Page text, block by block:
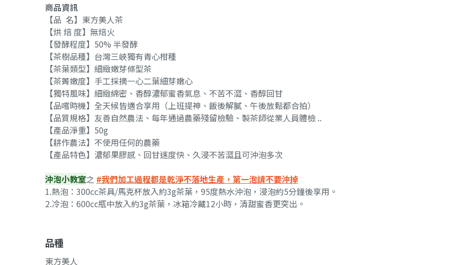
商品資訊
【品 名】東方美人茶
【烘 焙 度】無焙火
【發酵程度】50% 半發酵
【茶樹品種】台灣三峽獨有青心柑種
【茶葉類型】細緻嫩芽條型茶
【茶菁嫩度】手工採摘一心二葉細芽嫩心
【獨特風味】細緻綿密、香醇濃郁蜜香氣息、不苦不澀、香醇回甘
【品嚐時機】全天候皆適合享用（上班提神、飯後解膩、午後放鬆都合拍）
【品質規格】友善自然農法、每年通過農藥殘留檢驗、製茶師從業人員體檢 ..
【產品淨重】50g
【耕作農法】不使用任何的農藥
【產品特色】濃郁果膠感、回甘速度快、久浸不苦澀且可沖泡多次
沖泡小教室之 #我們加工過程都是乾淨不落地生產，第一泡請不要沖掉
1.熱泡：300cc茶具/馬克杯放入約3g茶葉，95度熱水沖泡，浸泡約5分鐘後享用。
2.冷泡：600cc瓶中放入約3g茶葉，冰箱冷藏12小時，清甜蜜香更突出。
品種
東方美人